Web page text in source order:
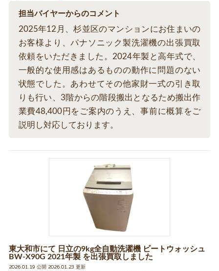
担当バイヤーからのコメント
2025年12月、杉並区のマンションにお住まいの
お客様より、パナソニック製洗濯機の出張買取
依頼をいただきました。2024年製と高年式で、
一般的な使用感はあるものの動作に問題のない
状態でした。あわせてその他家財一式の引き取
りも行い、3階からの階段搬出となるため搬出作
業費48,400円をご案内のうえ、事前に概算をご
説明し対応しております。
東大和市にて 日立の9kg全自動洗濯機 ビートウォッシュ
BW-X90G 2021年製 を出張買取しました
2026.01.19 公開 2026.01.23 更新